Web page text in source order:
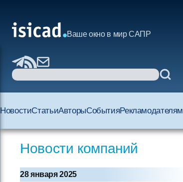
Ваше окно в мир САПР
НовостиСтатьиАвторыСобытияРекламодателям
Новости компаний
28 января 2025